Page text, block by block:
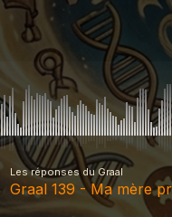
Les réponses du Graal
Graal 139 - Ma mère